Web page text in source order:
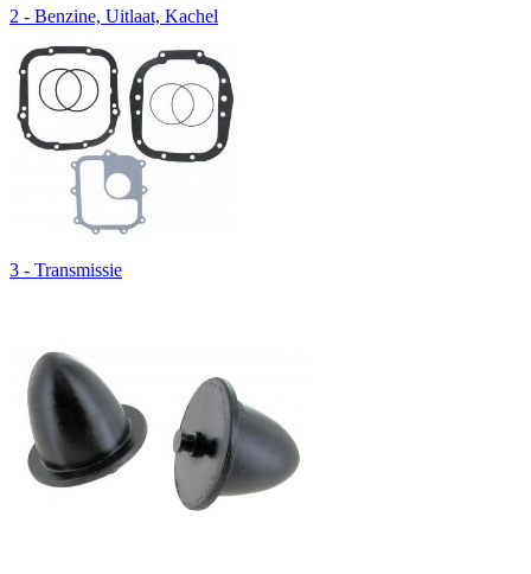
2 - Benzine, Uitlaat, Kachel
3 - Transmissie